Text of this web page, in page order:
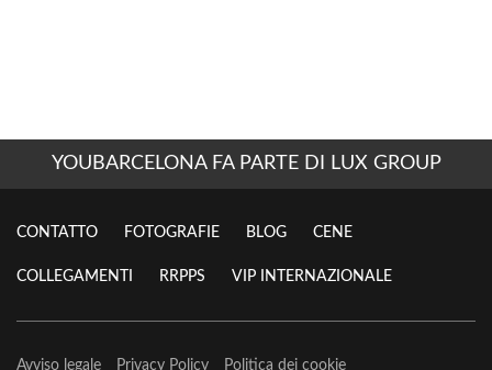
YOUBARCELONA FA PARTE DI LUX GROUP
CONTATTO FOTOGRAFIE BLOG CENE
COLLEGAMENTI RRPPS VIP INTERNAZIONALE
Avviso legale Privacy Policy Politica dei cookie